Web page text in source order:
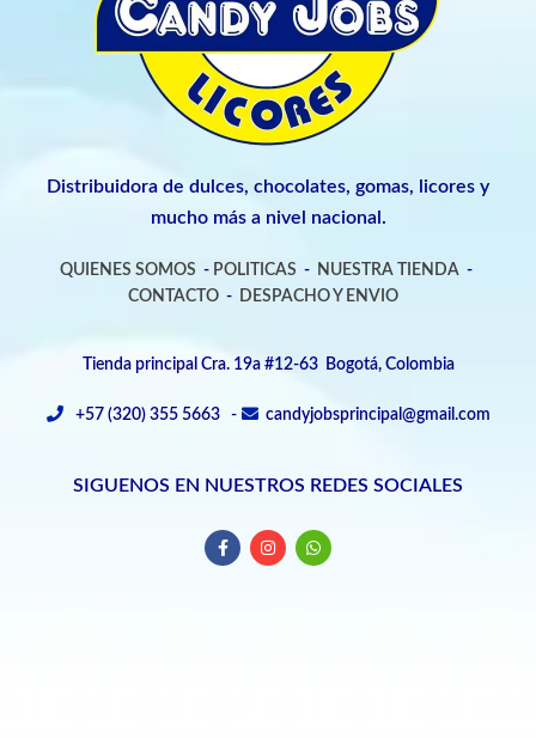
Distribuidora de dulces, chocolates, gomas, licores y
mucho más a nivel nacional.
QUIENES SOMOS - POLITICAS - NUESTRA TIENDA -
CONTACTO- DESPACHO Y ENVIO
Tienda principal Cra. 19a #12-63 Bogotá, Colombia
+57 (320) 355 5663 - candyjobsprincipal@gmail.com
SIGUENOS EN NUESTROS REDES SOCIALES